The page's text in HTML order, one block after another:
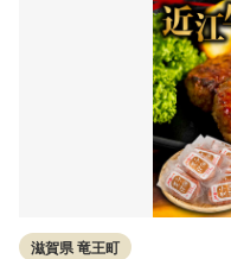
ハンバー
人気 ジ
日本三大
滋賀県 竜王町